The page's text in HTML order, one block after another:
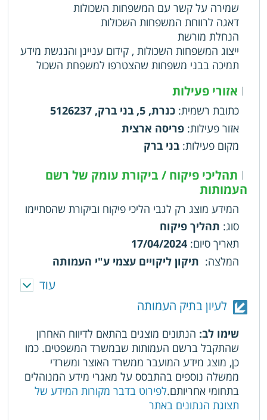
שמירה על קשר עם המשפחות השכולות
דאגה לרווחת המשפחות השכולות
הנחלת מורשת
ייצוג המשפחות השכולות , קידום עניינן והנגשת מידע
תמיכה בבני משפחות שהצטרפו למשפחת השכול
| אזורי פעילות
כתובת רשמית: כנרת, 5, בני ברק, 5126237
אזור פעילות: פריסה ארצית
מקום פעילות: בני ברק
| תהליכי פיקוח / ביקורת עומק של רשם
העמותות
המידע מוצג רק לגבי הליכי פיקוח וביקורת שהסתיימו
סוג: תהליך פיקוח
תאריך סיום:
17/04/2024
המלצה: תיקון ליקויים עצמי ע"י העמותה
תאריך סיום:
27/07/2021
סוג:תהליך פיקוח
תאריך סיום:
24/02/2020
המלצה:הנוסח מפורט בתיק העמותה
סוג:תהליך פיקוח
עוד
לעיון בתיק העמותה
שימו לב: הנתונים מוצגים בהתאם לדיווח האחרון
שהתקבל ברשם העמותות שבמשרד המשפטים. כמו
כן, מוצג מידע המועבר ממשרד האוצר ומשרדי
ממשלה נוספים בהתבסס על מאגרי מידע המנוהלים
בתחומי אחריותם.לפירוט בדבר מקורות המידע של
תצוגת הנתונים באתר